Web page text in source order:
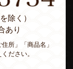
除く）
あり
所」「商品名」
ださい。